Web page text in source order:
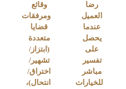
رضا
العميل
عندما
يحصل
على
تفسير
مباشر
للخيارات
وقائع
ومرفقات
قضايا
متعددة
(ابتزاز/
تشهير/
اختراق/
انتحال)،